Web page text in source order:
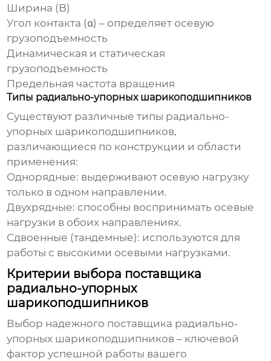
Ширина (B)
Угол контакта (α) – определяет осевую
грузоподъемность
Динамическая и статическая
грузоподъемность
Предельная частота вращения
Типы радиально-упорных шарикоподшипников
Существуют различные типы радиально-
упорных шарикоподшипников,
различающиеся по конструкции и области
применения:
Однорядные: выдерживают осевую нагрузку
только в одном направлении.
Двухрядные: способны воспринимать осевые
нагрузки в обоих направлениях.
Сдвоенные (тандемные): используются для
работы с высокими осевыми нагрузками.
Критерии выбора поставщика
радиально-упорных
шарикоподшипников
Выбор надежного поставщика радиально-
упорных шарикоподшипников – ключевой
фактор успешной работы вашего